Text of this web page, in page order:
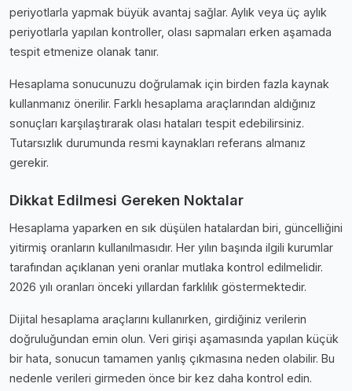
periyotlarla yapmak büyük avantaj sağlar. Aylık veya üç aylık
periyotlarla yapılan kontroller, olası sapmaları erken aşamada
tespit etmenize olanak tanır.
Hesaplama sonucunuzu doğrulamak için birden fazla kaynak
kullanmanız önerilir. Farklı hesaplama araçlarından aldığınız
sonuçları karşılaştırarak olası hataları tespit edebilirsiniz.
Tutarsızlık durumunda resmi kaynakları referans almanız
gerekir.
Dikkat Edilmesi Gereken Noktalar
Hesaplama yaparken en sık düşülen hatalardan biri, güncelliğini
yitirmiş oranların kullanılmasıdır. Her yılın başında ilgili kurumlar
tarafından açıklanan yeni oranlar mutlaka kontrol edilmelidir.
2026 yılı oranları önceki yıllardan farklılık göstermektedir.
Dijital hesaplama araçlarını kullanırken, girdiğiniz verilerin
doğruluğundan emin olun. Veri girişi aşamasında yapılan küçük
bir hata, sonucun tamamen yanlış çıkmasına neden olabilir. Bu
nedenle verileri girmeden önce bir kez daha kontrol edin.